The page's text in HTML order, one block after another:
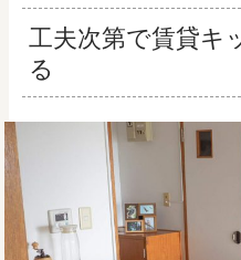
工夫次第で賃貸キ
る